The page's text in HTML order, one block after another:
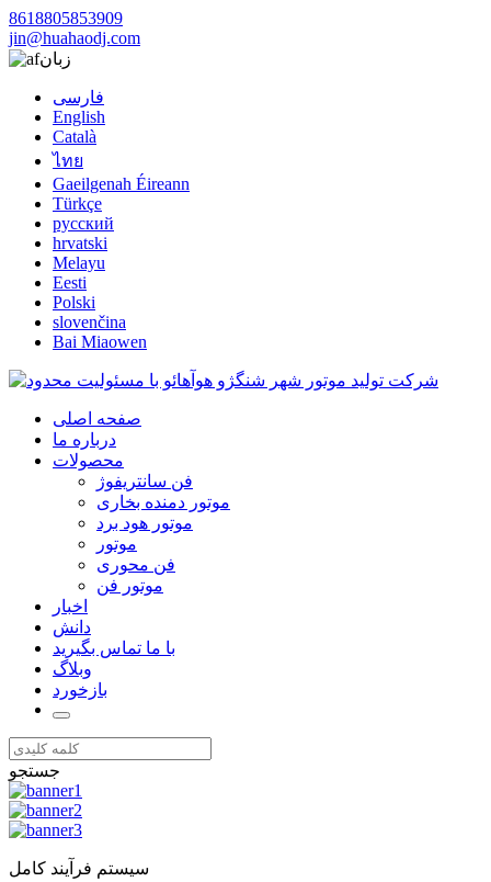
8618805853909
jin@huahaodj.com
زبان
فارسی
English
Català
ไทย
Gaeilgenah Éireann
Türkçe
русский
hrvatski
Melayu
Eesti
Polski
slovenčina
Bai Miaowen
صفحه اصلی
درباره ما
محصولات
فن سانتریفوژ
موتور دمنده بخاری
موتور هود برد
موتور
فن محوری
موتور فن
اخبار
دانش
با ما تماس بگیرید
وبلاگ
بازخورد
جستجو
سیستم فرآیند کامل